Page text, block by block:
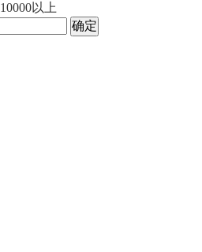
10000以上